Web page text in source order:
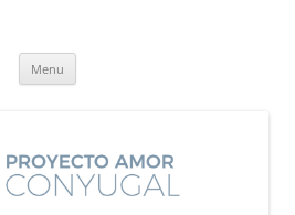
Menu